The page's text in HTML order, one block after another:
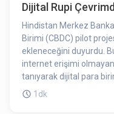
Dijital Rupi
Hindistan Merkez
Birimi (CBDC) pilot
ekleneceğini duyurdu.
internet erişimi
tanıyarak dijital para
kullanılabilirliğini
1dk